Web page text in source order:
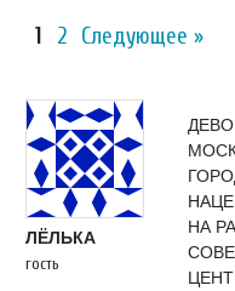
1 2 Следующее »
ЛЁЛЬКА
гость
НА